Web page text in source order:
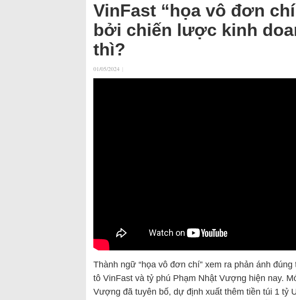
VinFast “họa vô đơn
bởi chiến lược kinh
thì?
01/05/2024 |
Thành ngữ “họa vô đơn chí” xem ra phản ánh
tô VinFast và tỷ phú Phạm Nhật Vượng hiện nay.
Vượng đã tuyên bố, dự định xuất thêm tiền túi 1 tỷ